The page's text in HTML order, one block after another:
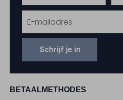
BETAALMETHODES
Schrijf je in